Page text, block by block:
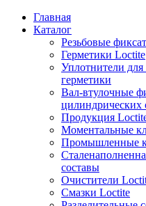
Главная
Каталог
Резьбовые
Герметики Loctite
Уплотнители
герметики
Вал-втулочные
цилиндрических
Продукция
Моментальные
Промышленные
составы
Очистители
Смазки Loctite